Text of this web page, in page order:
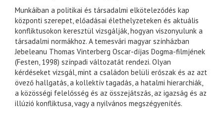
Munkáiban a politikai és társadalmi elköteleződés kap
központi szerepet, előadásai élethelyzeteken és aktuális
konfliktusokon keresztül vizsgálják, hogyan viszonyulunk a
társadalmi normákhoz. A temesvári magyar színházban
Jebeleanu Thomas Vinterberg Oscar-díjas Dogma-filmjének
(Festen, 1998) színpadi változatát rendezi. Olyan
kérdéseket vizsgál, mint a családon belüli erőszak és az azt
övező hallgatás, a kollektív tagadás, a hatalmi hierarchiák,
a közösségi felelősség és az összejátszás, az igazság és az
illúzió konfliktusa, vagy a nyilvános megszégyenítés.